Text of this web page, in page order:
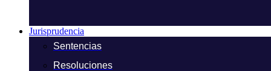
Jurisprudencia
Sentencias
Resoluciones